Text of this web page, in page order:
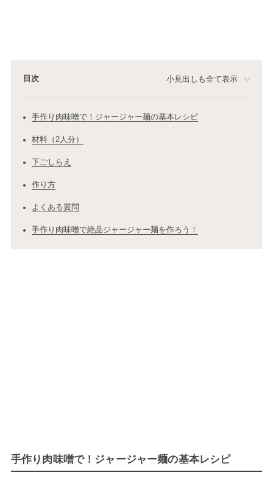
目次 小見出しも全て表示
手作り肉味噌で！ジャージャー麺の基本レシピ
材料（2人分）
下ごしらえ
作り方
よくある質問
手作り肉味噌で絶品ジャージャー麺を作ろう！
手作り肉味噌で！ジャージャー麺の基本レシピ